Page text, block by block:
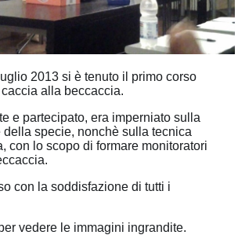
2013 si è tenuto il primo corso
alla beccaccia.
e partecipato, era imperniato sulla
specie, nonchè sulla tecnica
con lo scopo di formare monitoratori
con la soddisfazione di tutti i
vedere le immagini ingrandite.